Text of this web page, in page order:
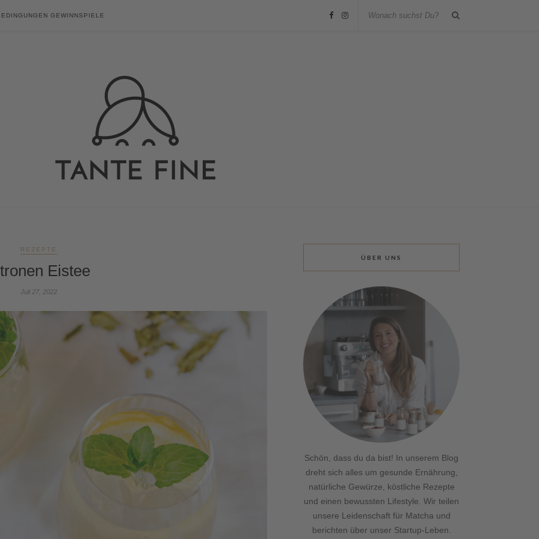
GEWINNSPIELE
REZEPTE
Eistee
Juli 27, 2022
ÜBER UNS
Schön, dass du da bist! In unserem Blog
dreht sich alles um gesunde Ernährung,
natürliche Gewürze, köstliche Rezepte
und einen bewussten Lifestyle. Wir teilen
unsere Leidenschaft für Matcha und
berichten über unser Startup-Leben.